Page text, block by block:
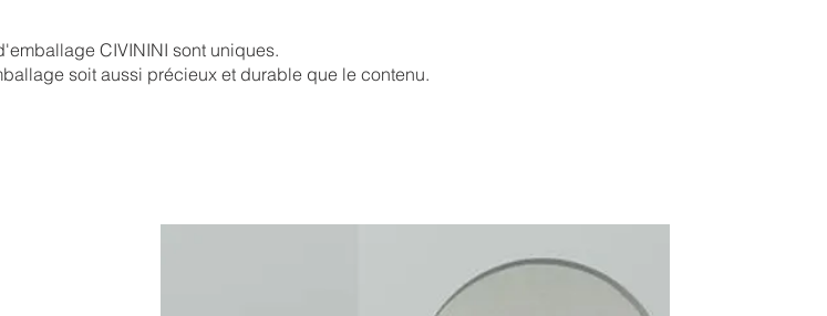
CIVININI sont uniques.
soit aussi précieux et durable que le contenu.